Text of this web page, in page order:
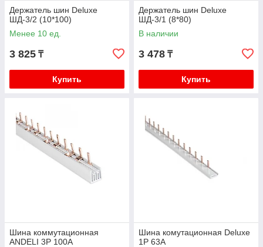
Держатель шин Deluxe
ШД-3/2 (10*100)
Менее 10 ед.
3 825 ₸
Купить
Держатель шин Deluxe
ШД-3/1 (8*80)
В наличии
3 478 ₸
Купить
Шина коммутационная
ANDELI 3Р 100А
Шина комутационная Deluxe
1Р 63А